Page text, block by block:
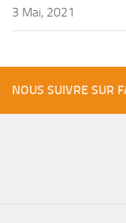
Sorties
3 Mai, 2021
NOUS SUIVRE SUR